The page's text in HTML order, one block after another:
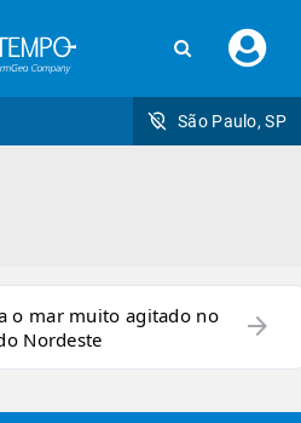
seu
São Paulo, SP
o mar muito agitado no
Nordeste
arrow_forward